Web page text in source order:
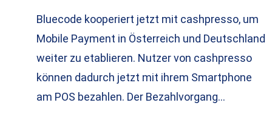
Bluecode kooperiert jetzt mit cashpresso, um
Mobile Payment in Österreich und Deutschland
weiter zu etablieren. Nutzer von cashpresso
können dadurch jetzt mit ihrem Smartphone
am POS bezahlen. Der Bezahlvorgang…